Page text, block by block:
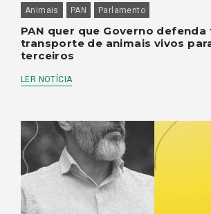
Animais PAN Parlamento
PAN quer que Governo defenda
transporte de animais vivos
terceiros
LER NOTÍCIA